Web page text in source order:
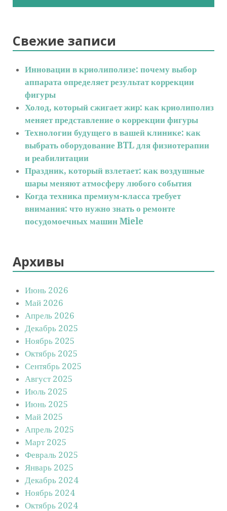
Свежие записи
Инновации в криолиполизе: почему выбор
аппарата определяет результат коррекции
фигуры
Холод, который сжигает жир: как криолиполиз
меняет представление о коррекции фигуры
Технологии будущего в вашей клинике: как
выбрать оборудование BTL для физиотерапии
и реабилитации
Праздник, который взлетает: как воздушные
шары меняют атмосферу любого события
Когда техника премиум-класса требует
внимания: что нужно знать о ремонте
посудомоечных машин Miele
Архивы
Июнь 2026
Май 2026
Апрель 2026
Декабрь 2025
Ноябрь 2025
Октябрь 2025
Сентябрь 2025
Август 2025
Июль 2025
Июнь 2025
Май 2025
Апрель 2025
Март 2025
Февраль 2025
Январь 2025
Декабрь 2024
Ноябрь 2024
Октябрь 2024